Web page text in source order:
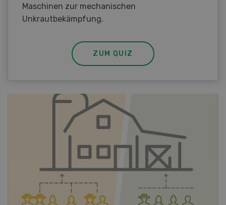
Maschinen zur mechanischen
Unkrautbekämpfung.
ZUM QUIZ